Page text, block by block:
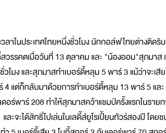
าในประเทศไทยหนึ่งชั่วโมง นักกอล์ฟไทยต่างติด
รรคตเมื่อวันที่ 13 ตุลาคม และ "น้องออม"สุภมาส
ง และสุภมาสทำเบอร์ดี้หลุม 5 พาร์ 3 แม้ว่าจะเสี
แต่ก็กลับมาด้วยการทำเบอร์ดี้หลุม 13 พาร์ 5 แ
พาร์ 208 ทำให้สุภมาสคว้าแชมป์ครั้งแรกในรายก
จะได้สิทธิ์ไปเล่นในเลดี้ส์ยูโรเปี้ยนทัวร์สองปี โดย